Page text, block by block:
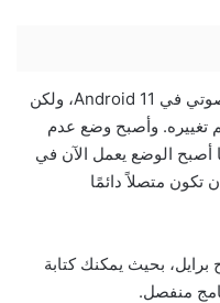
قامت جوجل بتحسين وضع الوصول الصوتي في Android 11، ولكن
تغييره. وأصبح وضع عدم
أصبح الوضع يعمل الآن في
تكون متصلاً دائمًا
بحيث يمكنك كتابة
منفصل.